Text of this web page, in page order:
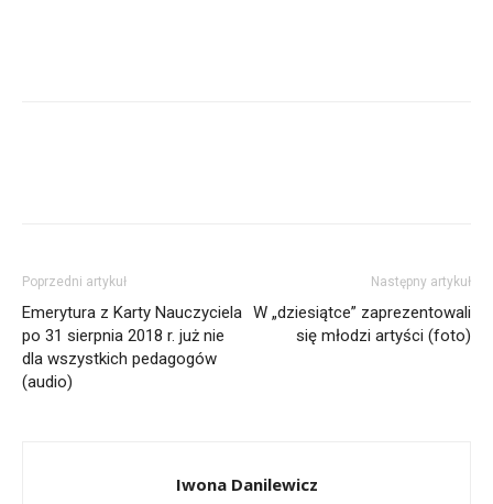
Poprzedni artykuł
Emerytura z Karty Nauczyciela
po 31 sierpnia 2018 r. już nie
dla wszystkich pedagogów
(audio)
Następny artykuł
W „dziesiątce” zaprezentowali
się młodzi artyści (foto)
Iwona Danilewicz